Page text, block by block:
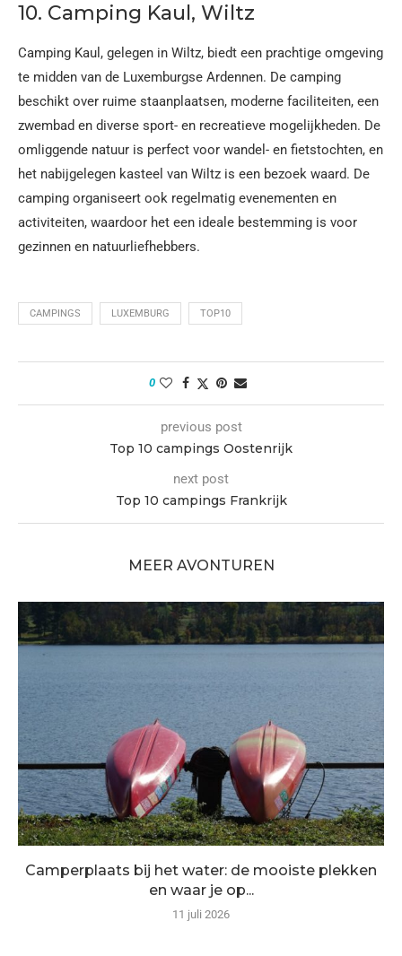
10. Camping Kaul, Wiltz
Camping Kaul, gelegen in Wiltz, biedt een prachtige omgeving
te midden van de Luxemburgse Ardennen. De camping
beschikt over ruime staanplaatsen, moderne faciliteiten, een
zwembad en diverse sport- en recreatieve mogelijkheden. De
omliggende natuur is perfect voor wandel- en fietstochten, en
het nabijgelegen kasteel van Wiltz is een bezoek waard. De
camping organiseert ook regelmatig evenementen en
activiteiten, waardoor het een ideale bestemming is voor
gezinnen en natuurliefhebbers.
CAMPINGS LUXEMBURG TOP10
0
previous post
Top 10 campings Oostenrijk
next post
Top 10 campings Frankrijk
MEER AVONTUREN
Camperplaats bij het water: de mooiste plekken
en waar je op...
11 juli 2026